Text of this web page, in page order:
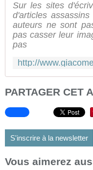
Sur les sites
d'articles
auteurs ne sont
pas casser leur
pas
PARTAGER CET
S'inscrire à la newsletter
Vous aimerez